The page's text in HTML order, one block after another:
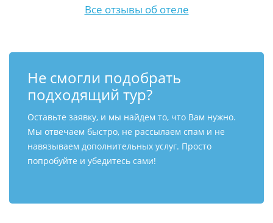
Все отзывы об отеле
Не смогли подобрать
подходящий тур?
Оставьте заявку, и мы найдем то, что Вам нужно.
Мы отвечаем быстро, не рассылаем спам и не
навязываем дополнительных услуг. Просто
попробуйте и убедитесь сами!